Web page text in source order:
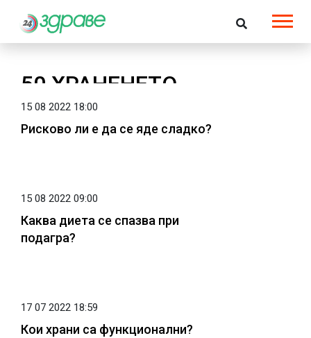
50 ХРАНЕНЕТО
15 08 2022 18:00
Рисково ли е да се яде сладко?
15 08 2022 09:00
Каква диета се спазва при
подагра?
17 07 2022 18:59
Кои храни са функционални?